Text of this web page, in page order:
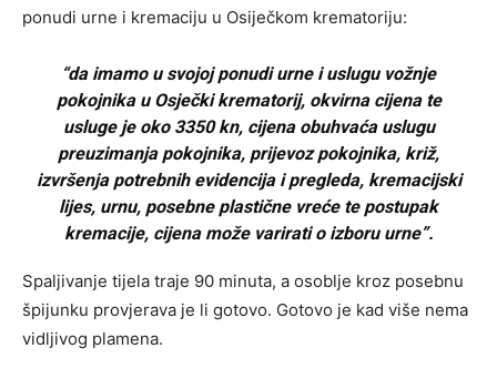
ponudi urne i kremaciju u Osiječkom krematoriju:
“da imamo u svojoj ponudi urne i uslugu vožnje
pokojnika u Osječki krematorij, okvirna cijena te
usluge je oko 3350 kn, cijena obuhvaća uslugu
preuzimanja pokojnika, prijevoz pokojnika, križ,
izvršenja potrebnih evidencija i pregleda, kremacijski
lijes, urnu, posebne plastične vreće te postupak
kremacije, cijena može varirati o izboru urne”.
Spaljivanje tijela traje 90 minuta, a osoblje kroz posebnu
špijunku provjerava je li gotovo. Gotovo je kad više nema
vidljivog plamena.